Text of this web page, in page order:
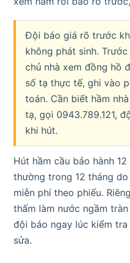
Đội báo giá rõ trước
không phát sinh.
chủ nhà xem đồng hồ
số tạ thực tế, ghi vào
toán. Cần biết hầm
tạ, gọi 0943.789.121,
khi hút.
Hút hầm cầu bảo hành
thường trong 12 tháng
miễn phí theo phiếu.
thấm làm nước ngầm
đội báo ngay lúc kiểm
sửa.